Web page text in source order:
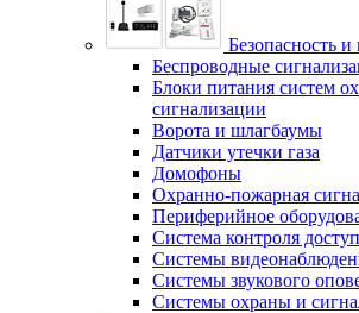
Безопасность и
Беспроводные
Блоки питания систем
сигнализации
Ворота и шлагбаумы
Датчики утечки газа
Домофоны
Охранно-пожарная
Периферийное
Система контроля
Системы
Системы звукового
Системы охраны и